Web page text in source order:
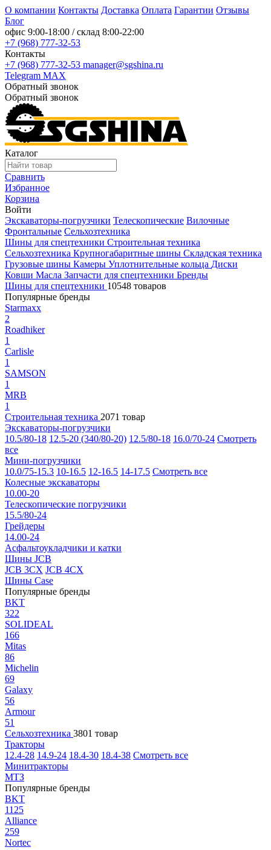
О компании Контакты Доставка Оплата Гарантии Отзывы
Блог
офис 9:00-18:00 / склад 8:00-22:00
+7 (968) 777-32-53
Контакты
+7 (968) 777-32-53 manager@sgshina.ru
Telegram MAX
Обратный звонок
Обратный звонок
Каталог
Сравнить
Избранное
Корзина
Войти
Экскаваторы-погрузчики Телескопические Вилочные
Фронтальные Сельхозтехника
Шины для спецтехники Строительная техника
Сельхозтехника Крупногабаритные шины Складская техника
Грузовые шины Камеры Уплотнительные кольца Диски
Ковши Масла Запчасти для спецтехники Бренды
Шины для спецтехники 10548 товаров
Популярные бренды
Starmaxx
2
Roadhiker
1
Carlisle
1
SAMSON
1
MRB
1
Строительная техника 2071 товар
Экскаваторы-погрузчики
10.5/80-18 12.5-20 (340/80-20) 12.5/80-18 16.0/70-24 Смотреть
все
Мини-погрузчики
10.0/75-15.3 10-16.5 12-16.5 14-17.5 Смотреть все
Колесные экскаваторы
10.00-20
Телескопические погрузчики
15.5/80-24
Грейдеры
14.00-24
Асфальтоукладчики и катки
Шины JCB
JCB 3CX JCB 4CX
Шины Case
Популярные бренды
BKT
322
SOLIDEAL
166
Mitas
86
Michelin
69
Galaxy
56
Armour
51
Сельхозтехника 3801 товар
Тракторы
12.4-28 14.9-24 18.4-30 18.4-38 Смотреть все
Минитракторы
МТЗ
Популярные бренды
BKT
1125
Alliance
259
Nortec